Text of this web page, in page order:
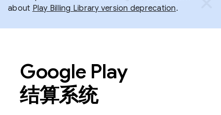
about Play Billing Library version deprecation.
Google Play
结算系统